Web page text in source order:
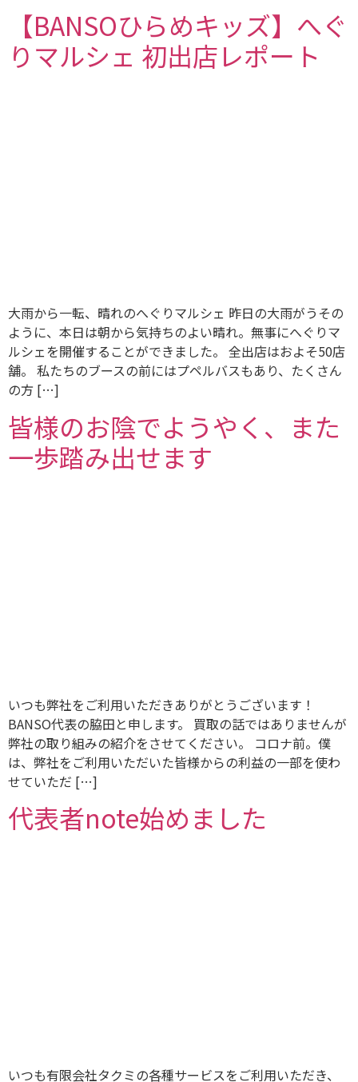
【BANSOひらめキッズ】へぐ
りマルシェ 初出店レポート
大雨から一転、晴れのへぐりマルシェ 昨日の大雨がうその
ように、本日は朝から気持ちのよい晴れ。無事にへぐりマ
ルシェを開催することができました。 全出店はおよそ50店
舗。 私たちのブースの前にはプペルバスもあり、たくさん
の方 […]
皆様のお陰でようやく、また
一歩踏み出せます
いつも弊社をご利用いただきありがとうございます！
BANSO代表の脇田と申します。 買取の話ではありませんが
弊社の取り組みの紹介をさせてください。 コロナ前。僕
は、弊社をご利用いただいた皆様からの利益の一部を使わ
せていただ […]
代表者note始めました
いつも有限会社タクミの各種サービスをご利用いただき、